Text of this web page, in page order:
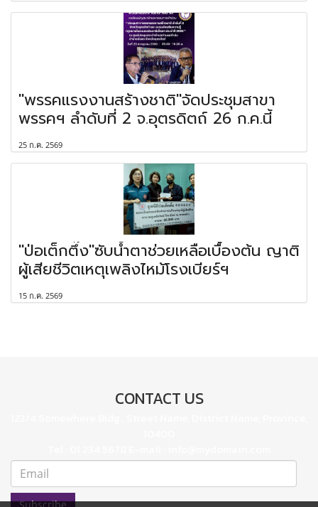
"พรรคแรงงานสร้างชาติ"จัดประชุมสาขา
พรรคฯ ลำดับที่ 2 จ.อุตรดิตถ์ 26 ก.ค.นี้
25 ก.ค. 2569
"ป่อเต็กตึ๊ง"ซับน้ำตาช่วยเหลือเบื้องต้น ญาติ
ผู้เสียชีวิตเหตุเพลิงไหม้โรงเบียร์ฯ
15 ก.ค. 2569
CONTACT US
Subscribe